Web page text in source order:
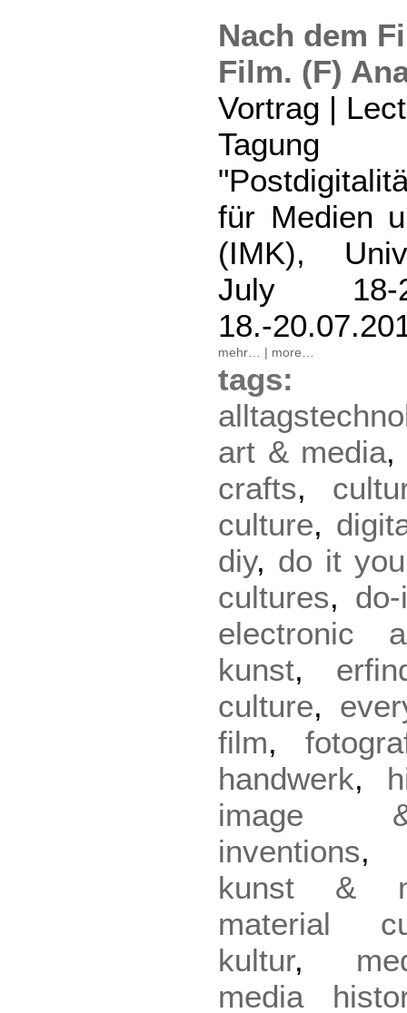
Nach dem
Film. (F)
Vortrag |
Tagung
für Medien
(IMK),
July
18.-
mehr… | more…
art & media,
crafts,
culture,
diy, do it
cultures,
electronic
kunst,
culture,
film,
handwerk,
image
inventions
kunst &
material
kultur,
media